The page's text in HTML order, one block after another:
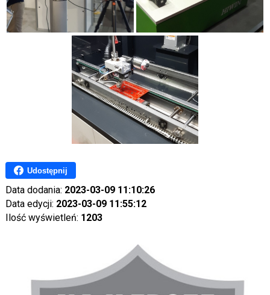
Udostępnij
Data dodania: 2023-03-09 11:10:26
Data edycji: 2023-03-09 11:55:12
Ilość wyświetleń: 1203